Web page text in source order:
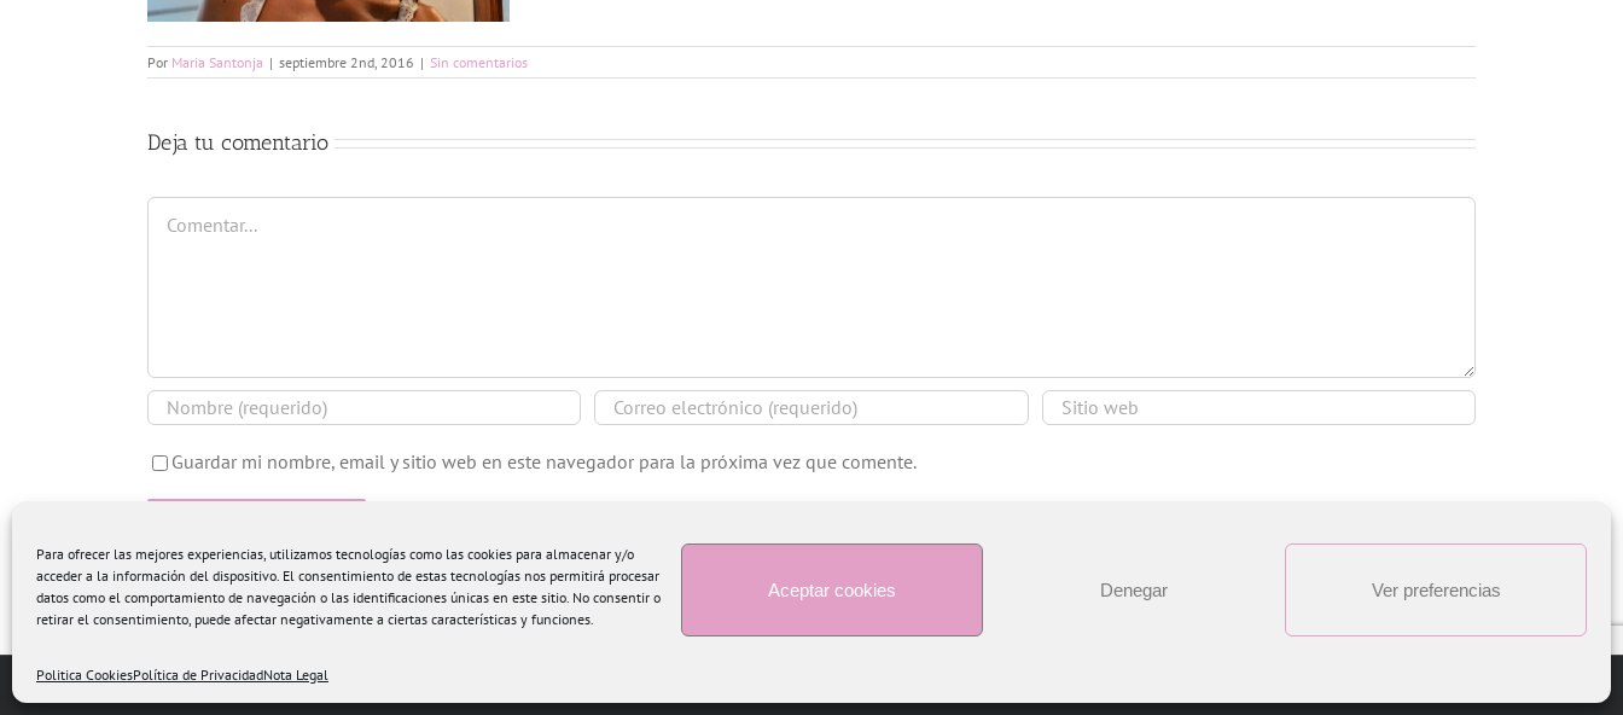
Para ofrecer las mejores experiencias, utilizamos tecnologías como las cookies para almacenar y/o
acceder a la información del dispositivo. El consentimiento de estas tecnologías nos permitirá procesar
datos como el comportamiento de navegación o las identificaciones únicas en este sitio. No consentir o
retirar el consentimiento, puede afectar negativamente a ciertas características y funciones.
Aceptar cookies Denegar Ver preferencias
Politica CookiesPolítica de PrivacidadNota Legal
Por Maria Santonja | septiembre 2nd, 2016 | Sin comentarios
Deja tu comentario
Comentar
Guardar mi nombre, email y sitio web en este navegador para la próxima vez que comente.